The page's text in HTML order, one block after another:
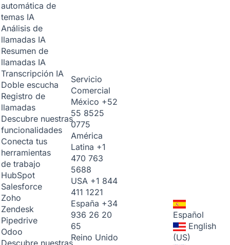
automática de
temas IA
Análisis de
llamadas IA
Resumen de
llamadas IA
Transcripción IA
Doble escucha
Registro de
llamadas
Descubre nuestras
funcionalidades
Conecta tus
herramientas
de trabajo
HubSpot
Salesforce
Zoho
Zendesk
Pipedrive
Odoo
Descubre nuestras
Servicio
Comercial
México +52
55 8525
0775
América
Latina +1
470 763
5688
USA +1 844
411 1221
España +34
936 26 20
65
Reino Unido
Español
English
(US)